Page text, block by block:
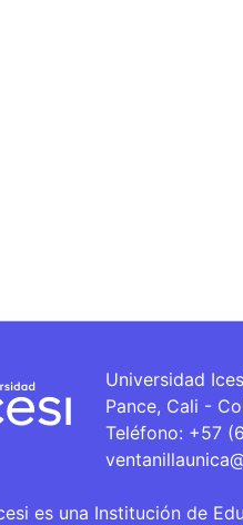
Universidad
Pance, Cali -
Teléfono: +57
es una Institución de